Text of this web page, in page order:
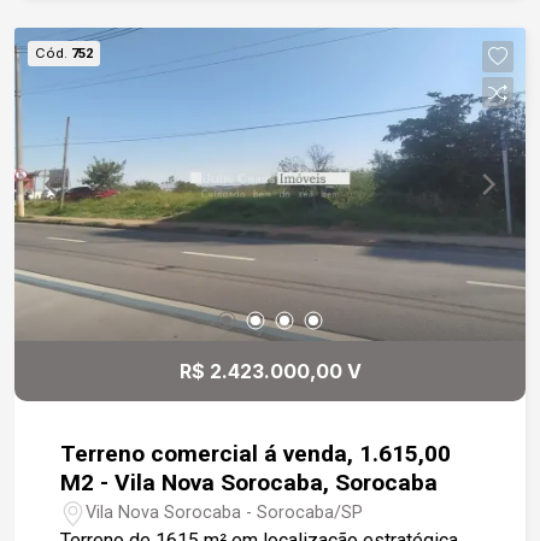
Cód. 752
R$ 2.423.000,00 V
Terreno comercial á venda, 1.615,00
M2 - Vila Nova Sorocaba, Sorocaba
Vila Nova Sorocaba - Sorocaba/SP